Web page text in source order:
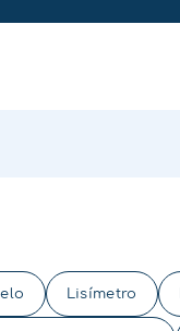
Lisímetro